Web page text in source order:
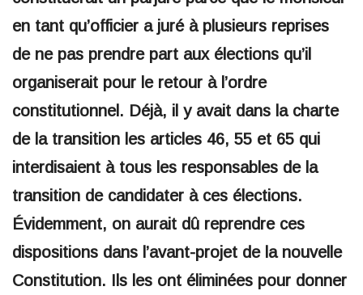
en tant qu’officier a juré à plusieurs reprises
de ne pas prendre part aux élections qu’il
organiserait pour le retour à l’ordre
constitutionnel. Déjà, il y avait dans la charte
de la transition les articles 46, 55 et 65 qui
interdisaient à tous les responsables de la
transition de candidater à ces élections.
Évidemment, on aurait dû reprendre ces
dispositions dans l’avant-projet de la nouvelle
Constitution. Ils les ont éliminées pour donner